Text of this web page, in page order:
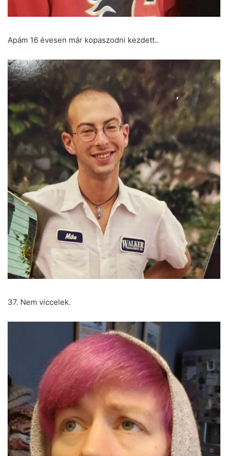
Apám 16 évesen már kopaszodni kezdett..
37. Nem viccelek.